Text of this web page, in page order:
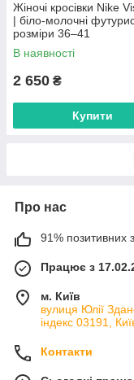
Жіночі кросівки Nike
| біло-молочні
розміри 36–41
В наявності
2 650 ₴
Купити
Про нас
91% позитивних з
Працює з
м. Київ
вулиця Юлії
індекс 03191,
Контакти